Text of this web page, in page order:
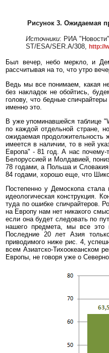
Рисунок 3. Ожидаемая
Источники: РИА
ST/ESA/SER.A/308, http://
Был вечер, небо меркло, и
рассчитывая на то, что утро
Ведь мы все понимаем, какая
без накладок не обойтись,
голову, что бедные
именно это.
В уже упоминавшейся таблице
по каждой отдельной стране,
ожидаемая продолжительность
имеется в наличии, то в ней
Европа" - 81 год. А нас почему-
Белоруссией и Молдавией,
78 годами, а Польша и
84 годами, хорошо еще, что
Постепенно у Демоскопа
идеологическая конструкция.
туда по ошибке спичрайтеров.
на Европу нам нет никакого
если она будет следовать по
нашего предмета, мы все это
Последние 20 лет Азия
приводимого ниже рис. 4,
всем Азиатско-Тихоокеанском
Европы, не говоря уже о